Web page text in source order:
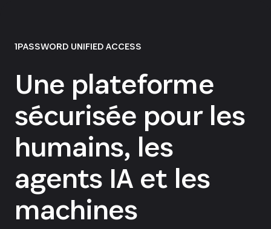
1PASSWORD UNIFIED ACCESS
Une plateforme
sécurisée pour les
humains, les
agents IA et les
machines